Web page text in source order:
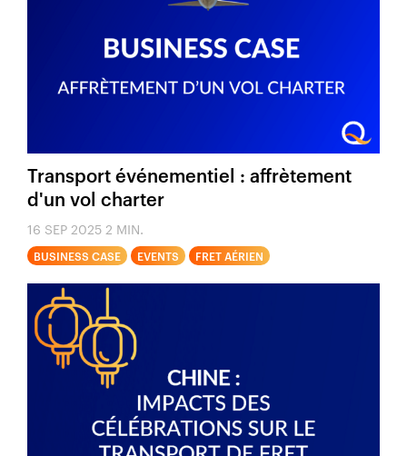
Transport événementiel : affrètement
d'un vol charter
16 SEP 2025 2 MIN.
BUSINESS CASE EVENTS FRET AÉRIEN